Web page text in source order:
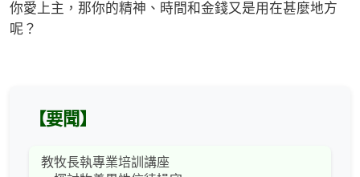
你愛上主，那你的精神、時間和金錢又是用在甚麼地方
呢？
【要聞】
教牧長執專業培訓講座